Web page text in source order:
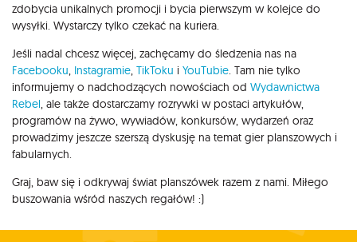
zdobycia unikalnych promocji i bycia pierwszym w kolejce do
wysyłki. Wystarczy tylko czekać na kuriera.
Jeśli nadal chcesz więcej, zachęcamy do śledzenia nas na
Facebooku, Instagramie, TikToku i YouTubie. Tam nie tylko
informujemy o nadchodzących nowościach od Wydawnictwa
Rebel, ale także dostarczamy rozrywki w postaci artykułów,
programów na żywo, wywiadów, konkursów, wydarzeń oraz
prowadzimy jeszcze szerszą dyskusję na temat gier planszowych i
fabularnych.
Graj, baw się i odkrywaj świat planszówek razem z nami. Miłego
buszowania wśród naszych regałów! :)